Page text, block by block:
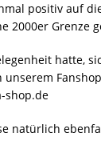
positiv auf
2000er Grenze
hatte,
unserem
shop.de
natürlich